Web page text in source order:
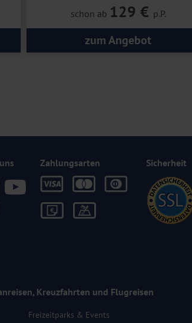
schon ab 129 € p.P.
zum Angebot
Zahlungsarten Sicherheit
Kreuzfahrten und Flugreisen
Freizeitparks & Events